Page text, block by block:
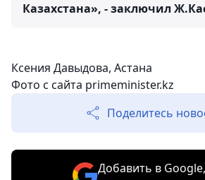
Казахстана», - заключил
Ксения Давыдова, Астана
Фото с сайта primeminister.kz
Поделитесь
Добавить в